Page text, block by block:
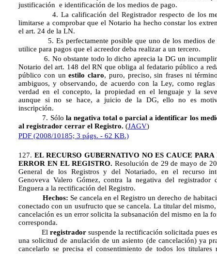
justificación e identificación de los medios de pago.
4. La calificación del Registrador respecto de los
limitarse a comprobar que el Notario ha hecho constar los
el art. 24 de la LN.
5. Es perfectamente posible que uno de los medios de
utilice para pagos que el acreedor deba realizar a un tercero.
6. No obstante todo lo dicho aprecia la DG un
Notario del art. 148 del RN que obliga al fedatario público a
público con unestilo claro, puro, preciso, sin frases ni
ambiguos, y observando, de acuerdo con la Ley, como
verdad en el concepto, la propiedad en el lenguaje y la
aunque si no se hace, a juicio de la DG, ello no es
inscripción.
7. Sólo la negativa total o parcial a identificar los
al registrador cerrar el Registro. (JAGV)
PDF (2008/10185; 3 págs. - 62 KB.)
127. EL RECURSO GUBERNATIVO NO ES CAUCE
ERROR EN EL REGISTRO. Resolución de 29 de mayo de
General de los Registros y del Notariado, en el recurso
Genoveva Valero Gómez, contra la negativa del registrador
Enguera a la rectificación del Registro.
Hechos: Se cancela en el Registro un derecho de
conectado con un usufructo que se cancela. La titular del
cancelación es un error solicita la subsanación del mismo en la
corresponda.
El registrador suspende la rectificación solicitada pues
una solicitud de anulación de un asiento (de cancelación) ya
cancelarlo se precisa el consentimiento de todos los titulares